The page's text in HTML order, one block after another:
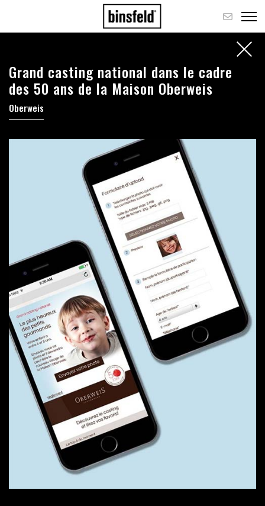
Grand casting national dans le cadre
des 50 ans de la Maison Oberweis
Oberweis